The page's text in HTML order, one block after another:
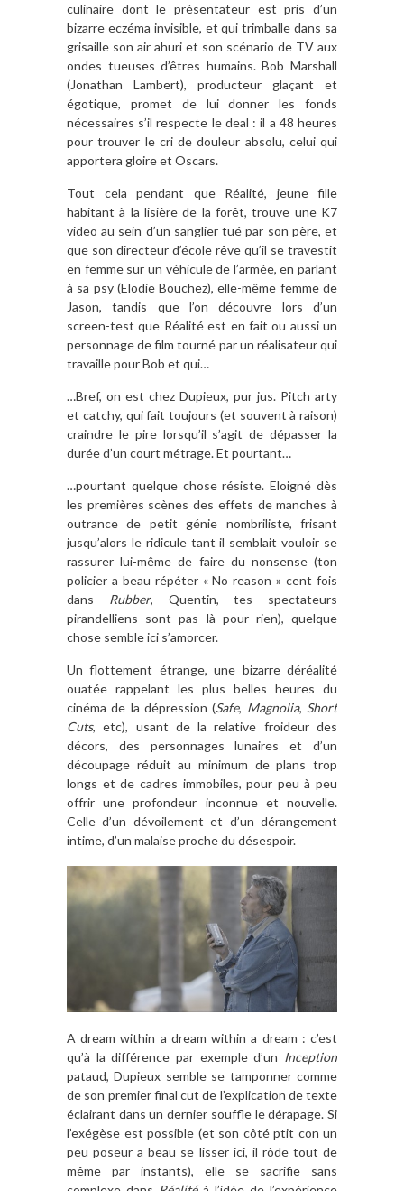
culinaire dont le présentateur est pris d’un
bizarre eczéma invisible, et qui trimballe dans sa
grisaille son air ahuri et son scénario de TV aux
ondes tueuses d’êtres humains. Bob Marshall
(Jonathan Lambert), producteur glaçant et
égotique, promet de lui donner les fonds
nécessaires s’il respecte le deal : il a 48 heures
pour trouver le cri de douleur absolu, celui qui
apportera gloire et Oscars.
Tout cela pendant que Réalité, jeune fille
habitant à la lisière de la forêt, trouve une K7
video au sein d’un sanglier tué par son père, et
que son directeur d’école rêve qu’il se travestit
en femme sur un véhicule de l’armée, en parlant
à sa psy (Elodie Bouchez), elle-même femme de
Jason, tandis que l’on découvre lors d’un
screen-test que Réalité est en fait ou aussi un
personnage de film tourné par un réalisateur qui
travaille pour Bob et qui…
…Bref, on est chez Dupieux, pur jus. Pitch arty
et catchy, qui fait toujours (et souvent à raison)
craindre le pire lorsqu’il s’agit de dépasser la
durée d’un court métrage. Et pourtant…
…pourtant quelque chose résiste. Eloigné dès
les premières scènes des effets de manches à
outrance de petit génie nombriliste, frisant
jusqu’alors le ridicule tant il semblait vouloir se
rassurer lui-même de faire du nonsense (ton
policier a beau répéter « No reason » cent fois
dans Rubber, Quentin, tes spectateurs
pirandelliens sont pas là pour rien), quelque
chose semble ici s’amorcer.
Un flottement étrange, une bizarre déréalité
ouatée rappelant les plus belles heures du
cinéma de la dépression (Safe, Magnolia, Short
Cuts, etc), usant de la relative froideur des
décors, des personnages lunaires et d’un
découpage réduit au minimum de plans trop
longs et de cadres immobiles, pour peu à peu
offrir une profondeur inconnue et nouvelle.
Celle d’un dévoilement et d’un dérangement
intime, d’un malaise proche du désespoir.
A dream within a dream within a dream : c’est
qu’à la différence par exemple d’un Inception
pataud, Dupieux semble se tamponner comme
de son premier final cut de l’explication de texte
éclairant dans un dernier souffle le dérapage. Si
l’exégèse est possible (et son côté ptit con un
peu poseur a beau se lisser ici, il rôde tout de
même par instants), elle se sacrifie sans